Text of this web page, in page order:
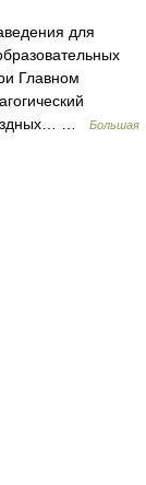
для
Главном
…
Большая